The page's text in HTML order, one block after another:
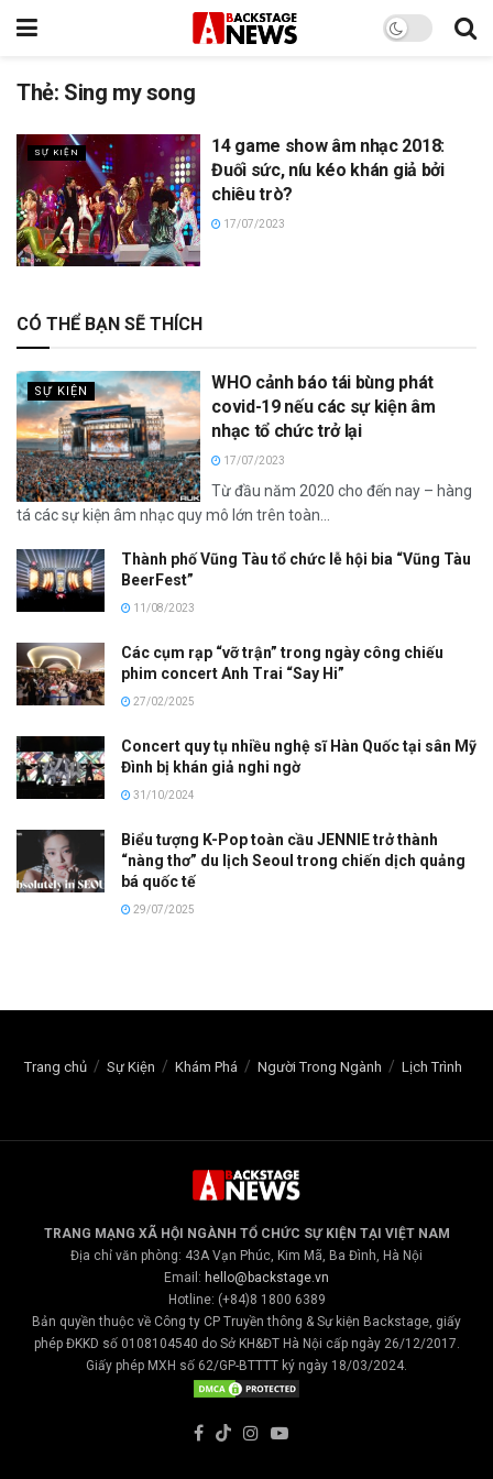
Thẻ: Sing my song
SỰ KIỆN
14 game show âm nhạc 2018:
Đuối sức, níu kéo khán giả bởi
chiêu trò?
17/07/2023
CÓ THỂ BẠN SẼ THÍCH
SỰ KIỆN
WHO cảnh báo tái bùng phát
covid-19 nếu các sự kiện âm
nhạc tổ chức trở lại
17/07/2023
Từ đầu năm 2020 cho đến nay – hàng
tá các sự kiện âm nhạc quy mô lớn trên toàn...
Thành phố Vũng Tàu tổ chức lễ hội bia “Vũng Tàu
BeerFest”
11/08/2023
Các cụm rạp “vỡ trận” trong ngày công chiếu
phim concert Anh Trai “Say Hi”
27/02/2025
Concert quy tụ nhiều nghệ sĩ Hàn Quốc tại sân Mỹ
Đình bị khán giả nghi ngờ
31/10/2024
Biểu tượng K-Pop toàn cầu JENNIE trở thành
“nàng thơ” du lịch Seoul trong chiến dịch quảng
bá quốc tế
29/07/2025
Trang chủ Sự Kiện Khám Phá Người Trong Ngành Lịch Trình
TRANG MẠNG XÃ HỘI NGÀNH TỔ CHỨC SỰ KIỆN TẠI VIỆT NAM
Địa chỉ văn phòng: 43A Vạn Phúc, Kim Mã, Ba Đình, Hà Nội
Email: hello@backstage.vn
Hotline: (+84)8 1800 6389
Bản quyền thuộc về Công ty CP Truyền thông & Sự kiện Backstage, giấy
phép ĐKKD số 0108104540 do Sở KH&ĐT Hà Nội cấp ngày 26/12/2017.
Giấy phép MXH số 62/GP-BTTTT ký ngày 18/03/2024.